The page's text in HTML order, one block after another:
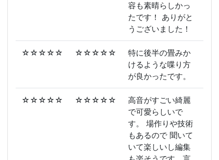
容も素晴らしかっ
たです！ ありがと
うございました！
☆☆☆☆☆ ☆☆☆☆☆
特に後半の畳みか
けるような喋り方
が良かったです。
☆☆☆☆☆ ☆☆☆☆☆
高音がすごい綺麗
で可愛らしいで
す。 場作りや技術
もあるので 聞いて
いて楽しいし編集